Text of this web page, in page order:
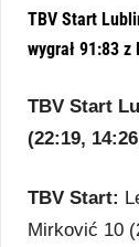
TBV Start
wygrał 91:83 z
TBV Start
(22:19,
TBV Start:
Mirković 10